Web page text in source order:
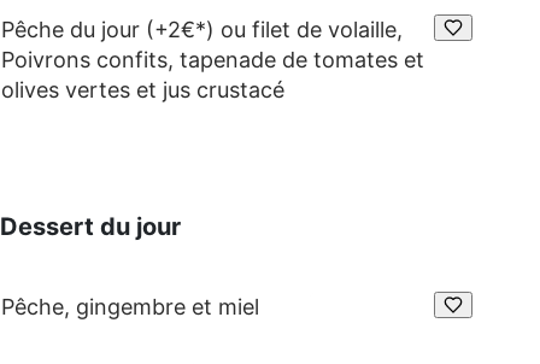
Pêche du jour (+2€*) ou filet de volaille,
Poivrons confits, tapenade de tomates et
olives vertes et jus crustacé
Dessert du jour
Pêche, gingembre et miel